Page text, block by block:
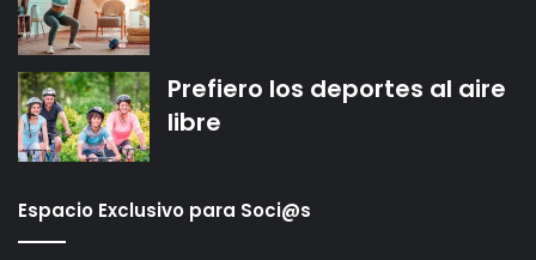
Prefiero los deportes al aire
libre
Espacio Exclusivo para Soci@s